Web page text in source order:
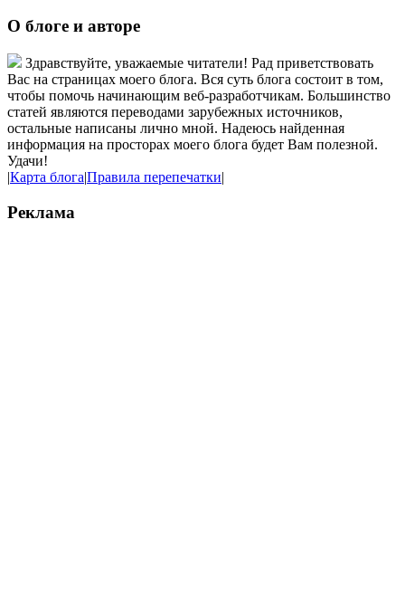
О блоге и авторе
Здравствуйте, уважаемые читатели! Рад приветствовать
Вас на страницах моего блога. Вся суть блога состоит в том,
чтобы помочь начинающим веб-разработчикам. Большинство
статей являются переводами зарубежных источников,
остальные написаны лично мной. Надеюсь найденная
информация на просторах моего блога будет Вам полезной.
Удачи!
|Карта блога|Правила перепечатки|
Реклама